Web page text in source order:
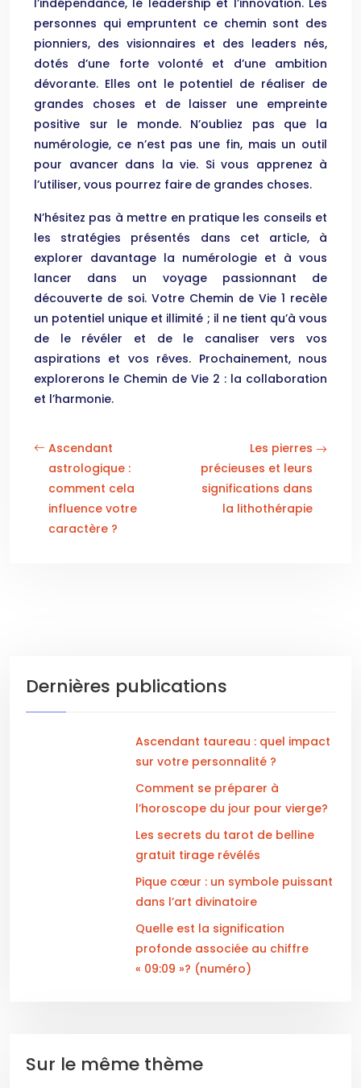
l’indépendance, le leadership et l’innovation. Les
personnes qui empruntent ce chemin sont des
pionniers, des visionnaires et des leaders nés,
dotés d’une forte volonté et d’une ambition
dévorante. Elles ont le potentiel de réaliser de
grandes choses et de laisser une empreinte
positive sur le monde. N’oubliez pas que la
numérologie, ce n’est pas une fin, mais un outil
pour avancer dans la vie. Si vous apprenez à
l’utiliser, vous pourrez faire de grandes choses.
N’hésitez pas à mettre en pratique les conseils et
les stratégies présentés dans cet article, à
explorer davantage la numérologie et à vous
lancer dans un voyage passionnant de
découverte de soi. Votre Chemin de Vie 1 recèle
un potentiel unique et illimité ; il ne tient qu’à vous
de le révéler et de le canaliser vers vos
aspirations et vos rêves. Prochainement, nous
explorerons le Chemin de Vie 2 : la collaboration
et l’harmonie.
Ascendant
astrologique :
comment cela
influence votre
caractère ?
Les pierres
précieuses et leurs
significations dans
la lithothérapie
Dernières publications
Ascendant taureau : quel impact
sur votre personnalité ?
Comment se préparer à
l’horoscope du jour pour vierge?
Les secrets du tarot de belline
gratuit tirage révélés
Pique cœur : un symbole puissant
dans l’art divinatoire
Quelle est la signification
profonde associée au chiffre
« 09:09 »? (numéro)
Sur le même thème